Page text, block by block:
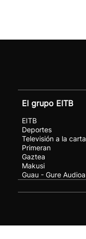
El grupo EITB
EITB
Deportes
Televisión a la carta
Primeran
Gaztea
Makusi
Guau - Gure Audioa